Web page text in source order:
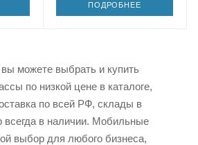
ПОДРОБНЕЕ
можете выбрать и купить
по низкой цене в каталоге,
по всей РФ, склады в
всегда в наличии. Мобильные
выбор для любого бизнеса,